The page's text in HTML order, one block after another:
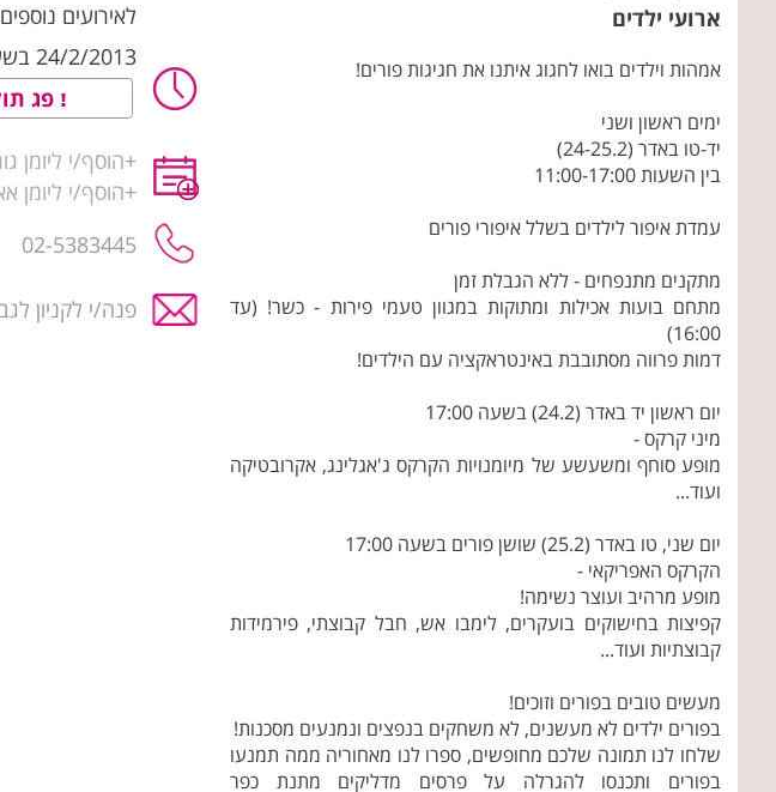
ארועי ילדים
אמהות וילדים בואו לחגוג איתנו את חגיגות פורים!
ימים ראשון ושני
יד-טו באדר (24-25.2)
בין השעות 11:00-17:00
עמדת איפור לילדים בשלל איפורי פורים
מתקנים מתנפחים - ללא הגבלת זמן
מתחם בועות אכילות ומתוקות במגוון טעמי פירות - כשר! (עד
16:00)
דמות פרווה מסתובבת באינטראקציה עם הילדים!
יום ראשון יד באדר (24.2) בשעה 17:00
מיני קרקס -
מופע סוחף ומשעשע של מיומנויות הקרקס ג'אגלינג, אקרובטיקה
ועוד...
יום שני, טו באדר (25.2) שושן פורים בשעה 17:00
הקרקס האפריקאי -
מופע מרהיב ועוצר נשימה!
קפיצות בחישוקים בועקרים, לימבו אש, חבל קבוצתי, פירמידות
קבוצתיות ועוד...
מעשים טובים בפורים וזוכים!
בפורים ילדים לא מעשנים, לא משחקים בנפצים ונמנעים מסכנות!
שלחו לנו תמונה שלכם מחופשים, ספרו לנו מאחוריה ממה תמנעו
בפורים ותכנסו להגרלה על פרסים מדליקים מתנת כפר
לאירועים
24/2/2013 בשעה 11:00, 17:00
פג
+הוסף/י ליומן
+הוסף/י ליומן
02-5383445
פנה/י לקניון